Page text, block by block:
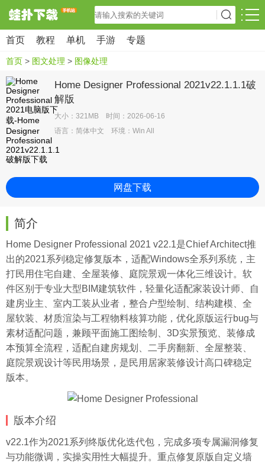
首页 教程 单机 手游 专题
首页 > 图文处理 > 图像处理
Home Designer Professional 2021v22.1.1.1破
解版
大小：321MB 时间：2026-06-16
语言：简体中文 环境：Win All
网盘下载
简介
Home Designer Professional 2021 v22.1是Chief Architect推
出的2021系列稳定修复版本，适配Windows全系列系统，主
打民用住宅自建、全屋装修、庭院景观一体化三维设计。软
件区别于专业大型BIM建筑软件，轻量化适配家装设计师、自
建房业主、室内工装从业者，整合户型绘制、结构建模、全
屋软装、材质渲染与工程物料核算功能，优化原版运行bug与
素材适配问题，兼顾平面施工图绘制、3D实景预览、装修成
本预算全流程，适配自建房规划、二手房翻新、全屋整装、
庭院景观设计等民用场景，是民用居家装修设计高口碑稳定
版本。
版本介绍
v22.1作为2021系列终版优化迭代包，完成多项专属漏洞修复
与功能微调，实操实用性大幅提升。重点修复原版自定义墙